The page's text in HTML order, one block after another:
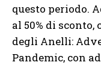
questo periodo.
al 50% di sconto,
degli Anelli:
Pandemic, con